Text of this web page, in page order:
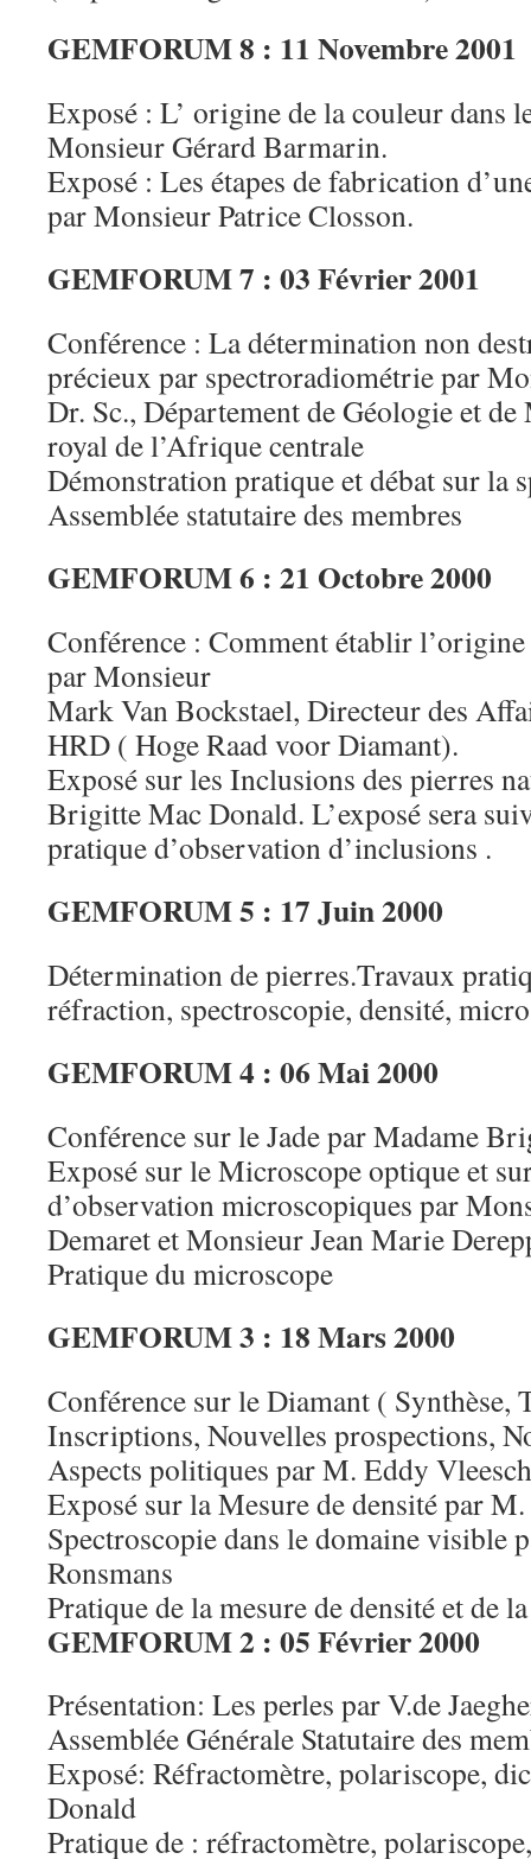
GEMFORUM 8 : 11 Novembre 2001
Exposé : L’ origine de la couleur dans
Monsieur Gérard Barmarin.
Exposé : Les étapes de fabrication
par Monsieur Patrice Closson.
GEMFORUM 7 : 03 Février 2001
Conférence : La détermination non
précieux par spectroradiométrie par
Dr. Sc., Département de Géologie et
royal de l’Afrique centrale
Démonstration pratique et débat sur la
Assemblée statutaire des membres
GEMFORUM 6 : 21 Octobre 2000
Conférence : Comment établir
par Monsieur
Mark Van Bockstael, Directeur des
HRD ( Hoge Raad voor Diamant).
Exposé sur les Inclusions des pierres
Brigitte Mac Donald. L’exposé sera
pratique d’observation d’inclusions .
GEMFORUM 5 : 17 Juin 2000
Détermination de pierres.Travaux
réfraction, spectroscopie, densité,
GEMFORUM 4 : 06 Mai 2000
Conférence sur le Jade par Madame
Exposé sur le Microscope optique et
d’observation microscopiques par
Demaret et Monsieur Jean Marie
Pratique du microscope
GEMFORUM 3 : 18 Mars 2000
Conférence sur le Diamant ( Synthèse,
Inscriptions, Nouvelles prospections,
Aspects politiques par M. Eddy
Exposé sur la Mesure de densité par
Spectroscopie dans le domaine visible
Ronsmans
Pratique de la mesure de densité et de
GEMFORUM 2 : 05 Février 2000
Présentation: Les perles par V.de
Assemblée Générale Statutaire des
Exposé: Réfractomètre, polariscope,
Donald
Pratique de : réfractomètre,